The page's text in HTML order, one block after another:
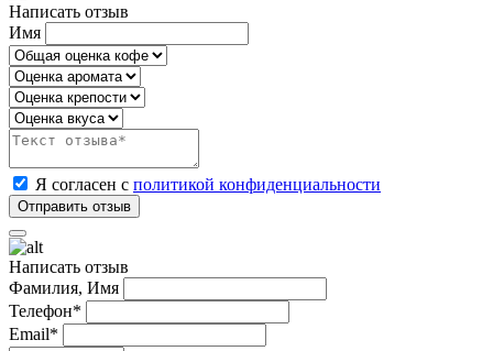
Написать отзыв
Имя
Я согласен с политикой конфиденциальности
Написать отзыв
Фамилия, Имя
Телефон*
Email*